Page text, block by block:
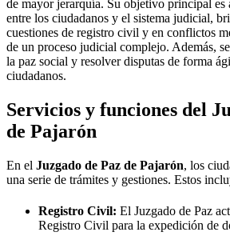
de mayor jerarquía. Su objetivo principal es
entre los ciudadanos y el sistema judicial,
cuestiones de registro civil y en conflictos
de un proceso judicial complejo. Además,
la paz social y resolver disputas de forma
ciudadanos.
Servicios y funciones del
de Pajarón
En el Juzgado de Paz de Pajarón, los
una serie de trámites y gestiones. Estos
Registro Civil: El Juzgado de Paz
Registro Civil para la expedición de